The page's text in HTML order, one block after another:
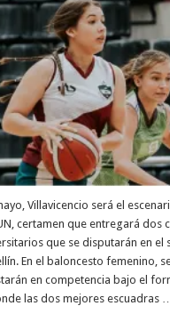
Villavicencio será el
certamen que entregará dos
que se disputarán en el
En el baloncesto femenino,
en competencia bajo el
las dos mejores escuadras